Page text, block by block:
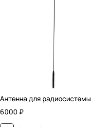
Антенна для радиосистемы
6000 ₽